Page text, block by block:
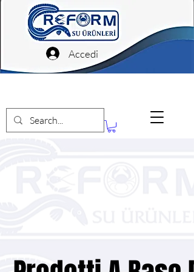
Accedi